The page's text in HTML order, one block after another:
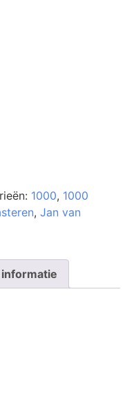
1000, 1000
, Jan van